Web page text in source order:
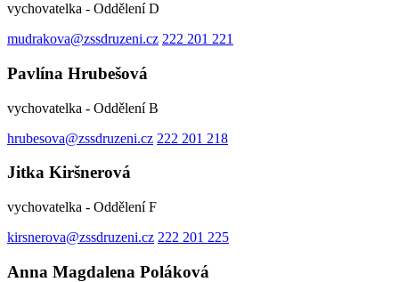
vychovatelka - Oddělení D
mudrakova@zssdruzeni.cz 222 201 221
Pavlína Hrubešová
vychovatelka - Oddělení B
hrubesova@zssdruzeni.cz 222 201 218
Jitka Kiršnerová
vychovatelka - Oddělení F
kirsnerova@zssdruzeni.cz 222 201 225
Anna Magdalena Poláková